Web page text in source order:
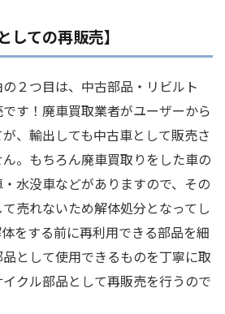
しての再販売】
２つ目は、中古部品・リビルト
です！廃車買取業者がユーザーから
、輸出しても中古車として販売さ
。もちろん廃車買取りをした車の
水没車などがありますので、その
売れないため解体処分となってし
をする前に再利用できる部品を細
として使用できるものを丁寧に取
クル部品として再販売を行うので